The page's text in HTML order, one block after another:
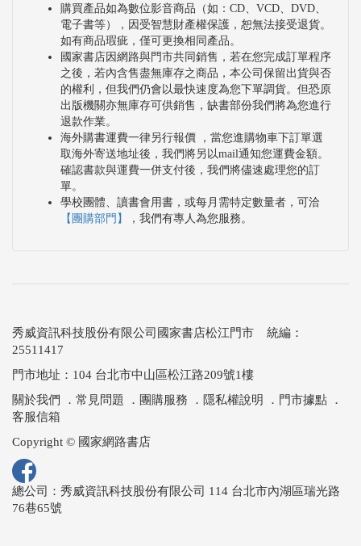
購買產品如為數位影音商品（如：CD、VCD、DVD、
電子書等），因受智慧財產權保護，恕無法接受退貨。
如有商品瑕疵，僅可更換相同產品。
國家書店因網路與門市共同銷售，若在您完成訂單程序
之後，若內含售盡無庫存之商品，本公司保留出貨與否
的權利，但我們仍會以最快速度為您下單調貨。但恐原
出版機關亦無庫存可供銷售，缺書部份我們將為您進行
退款作業。
海外購書運費一律另行報價 ，當您進購物車下訂單選
取海外寄送地址後，我們將另以mail通知您運費金額。
確認書款與運費一併支付後，我們將儘速處理您的訂
單。
學校團體、讀書會用書，或每月需特定數量者，可洽
【團購部門】
，我們有專人為您服務。
秀威資訊科技股份有限公司國家書店松江門市 統編：
25511417
門市地址：104 台北市中山區松江路209號1樓
關於我們
． 常見問題 ． 團購服務 ． 隱私權說明 ． 門市據點 ．
客服信箱
Copyright © 國家網路書店
總公司：秀威資訊科技股份有限公司 114 台北市內湖區瑞光路
76巷65號